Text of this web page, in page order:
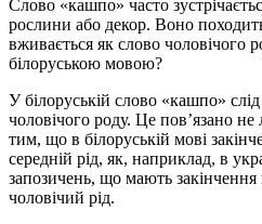
Слово «кашпо» часто
рослини або декор. Воно
вживається як слово чоловічого
білоруською мовою?
У білоруській слово «кашпо»
чоловічого роду. Це пов’язано
тим, що в білоруській мові
середній рід, як, наприклад, в
запозичень, що мають закінчення
чоловічий рід.